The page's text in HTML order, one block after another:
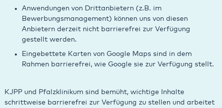
Anwendungen von Drittanbietern (z.B. im
Bewerbungsmanagement) können uns von diesen
Anbietern derzeit nicht barrierefrei zur Verfügung
gestellt werden.
Eingebettete Karten von Google Maps sind in dem
Rahmen barrierefrei, wie Google sie zur Verfügung stellt.
KJPP und Pfalzklinikum sind bemüht, wichtige Inhalte
schrittweise barrierefrei zur Verfügung zu stellen und arbeitet